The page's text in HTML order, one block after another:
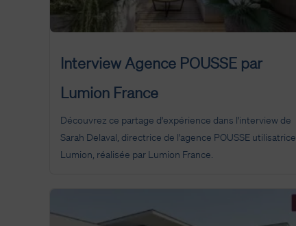
Interview Agence POUSSE par
Lumion France
Découvrez ce partage d'expérience dans l'interview de
Sarah Delaval, directrice de l'agence POUSSE utilisatrice
Lumion, réalisée par Lumion France.